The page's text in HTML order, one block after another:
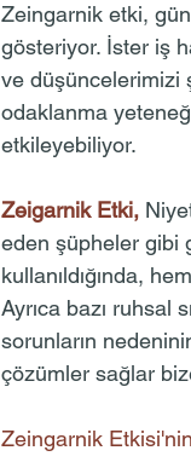
Zeingarnik etki,
gösteriyor. İster iş
ve düşüncelerimizi
odaklanma
etkileyebiliyor.
Zeigarnik Etki,
eden şüpheler gibi
kullanıldığında,
Ayrıca bazı ruhsal
sorunların
çözümler sağlar
Zeingarnik